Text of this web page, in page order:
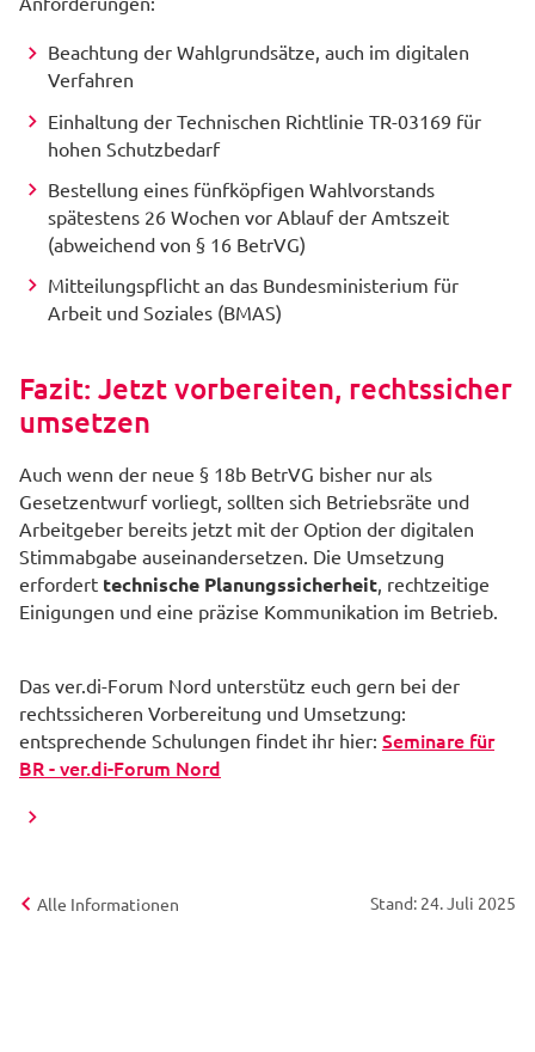
Beachtung der Wahlgrundsätze, auch im digitalen
Verfahren
Einhaltung der Technischen Richtlinie TR-03169 für
hohen Schutzbedarf
Bestellung eines fünfköpfigen Wahlvorstands
spätestens 26 Wochen vor Ablauf der Amtszeit
(abweichend von § 16 BetrVG)
Mitteilungspflicht an das Bundesministerium für
Arbeit und Soziales (BMAS)
Fazit: Jetzt vorbereiten, rechtssicher
umsetzen
Auch wenn der neue § 18b BetrVG bisher nur als
Gesetzentwurf vorliegt, sollten sich Betriebsräte und
Arbeitgeber bereits jetzt mit der Option der digitalen
Stimmabgabe auseinandersetzen. Die Umsetzung
erfordert technische Planungssicherheit, rechtzeitige
Einigungen und eine präzise Kommunikation im Betrieb.
Das ver.di-Forum Nord unterstütz euch gern bei der
rechtssicheren Vorbereitung und Umsetzung:
entsprechende Schulungen findet ihr hier: Seminare für
BR - ver.di-Forum Nord
Alle Informationen Stand: 24. Juli 2025